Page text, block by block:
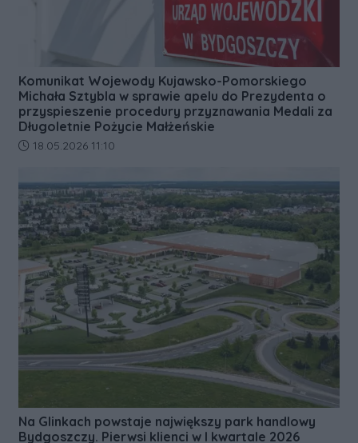
Komunikat Wojewody Kujawsko-Pomorskiego
Michała Sztybla w sprawie apelu do Prezydenta o
przyspieszenie procedury przyznawania Medali za
Długoletnie Pożycie Małżeńskie
Data dodania artykułu:
18.05.2026 11:10
Na Glinkach powstaje największy park handlowy
Bydgoszczy. Pierwsi klienci w I kwartale 2026